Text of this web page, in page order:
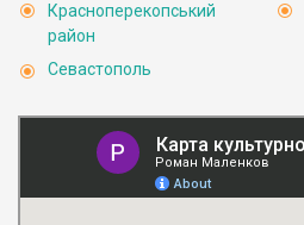
Красноперекопський
район
Севастополь